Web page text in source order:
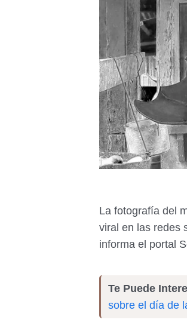
La fotografía del
viral en las redes
informa el portal
Te Puede
sobre el día de